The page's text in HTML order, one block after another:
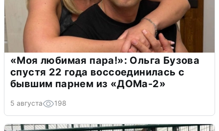
«Моя любимая пара!»: Ольга Бузова
спустя 22 года воссоединилась с
бывшим парнем из «ДОМа-2»
5 августа 198